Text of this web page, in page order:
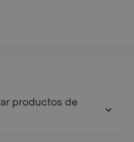
productos de